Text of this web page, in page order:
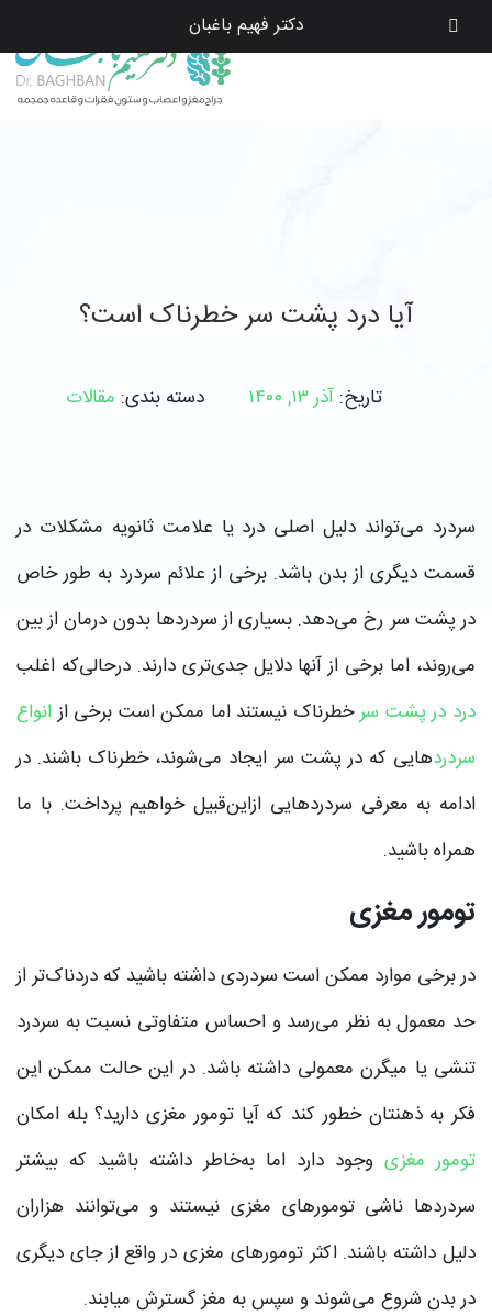
دکتر فهیم باغبان
آیا درد پشت سر خطرناک است؟
تاریخ: آذر ۱۳, ۱۴۰۰ دسته بندی: مقالات
سردرد می‌تواند دلیل اصلی درد یا علامت ثانویه مشکلات در
قسمت دیگری از بدن باشد. برخی از علائم سردرد به طور خاص
در پشت سر رخ می‌دهد. بسیاری از سردردها بدون درمان از بین
می‌روند، اما برخی از آنها دلایل جدی‌تری دارند. درحالی‌که اغلب
درد در پشت سرخطرناک نیستند اما ممکن است برخی از انواع
سردردهایی که در پشت سر ایجاد می‌شوند، خطرناک باشند. در
ادامه به معرفی سردردهایی ازاین‌قبیل خواهیم پرداخت. با ما
همراه باشید.
تومور مغزی
در برخی موارد ممکن است سردردی داشته باشید که دردناک‌تر از
حد معمول به نظر می‌رسد و احساس متفاوتی نسبت به سردرد
تنشی یا میگرن معمولی داشته باشد. در این حالت ممکن این
فکر به ذهنتان خطور کند که آیا تومور مغزی دارید؟ بله امکان
تومور مغزی وجود دارد اما به‌خاطر داشته باشید که بیشتر
سردردها ناشی تومورهای مغزی نیستند و می‌توانند هزاران
دلیل داشته باشند. اکثر تومورهای مغزی در واقع از جای دیگری
در بدن شروع می‌شوند و سپس به مغز گسترش میابند.